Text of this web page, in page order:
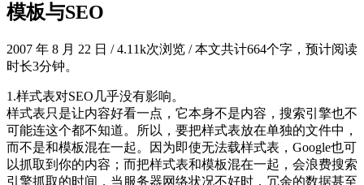
模板与SEO
2007 年 8 月 22 日 /4.11k次浏览 /本文共计664个字，预计阅读
时长3分钟。
1.样式表对SEO几乎没有影响。
样式表只是让内容好看一点，它本身不是内容，搜索引擎也不
可能连这个都不知道。所以，要把样式表放在单独的文件中，
而不是和模板混在一起。因为即使无法载样式表，Google也可
以抓取到你的内容；而把样式表和模板混在一起，会浪费搜索
引擎抓取的时间，当服务器网络状况不好时，冗余的数据甚至